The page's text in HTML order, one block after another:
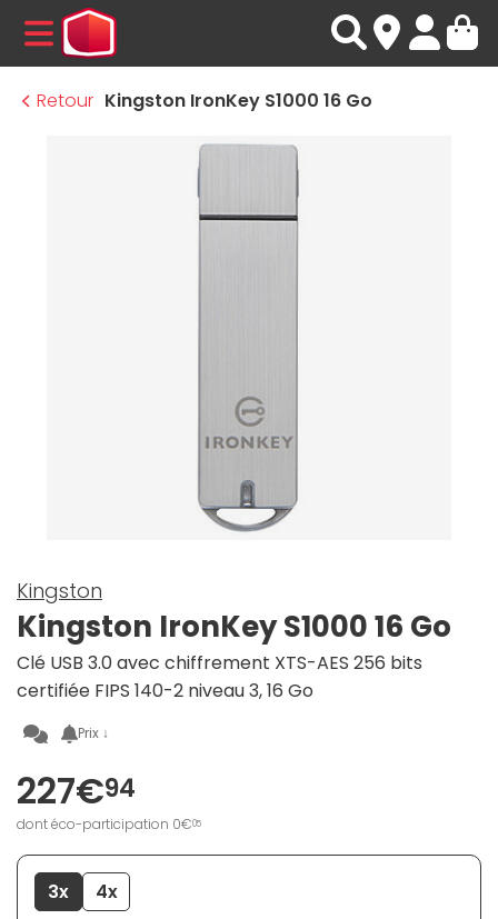
MENU
Retour Kingston IronKey S1000 16 Go
Kingston
Kingston IronKey S1000 16 Go
Clé USB 3.0 avec chiffrement XTS-AES 256 bits
certifiée FIPS 140-2 niveau 3, 16 Go
Prix ↓
227€94
dont éco-participation 0€05
3x
4x